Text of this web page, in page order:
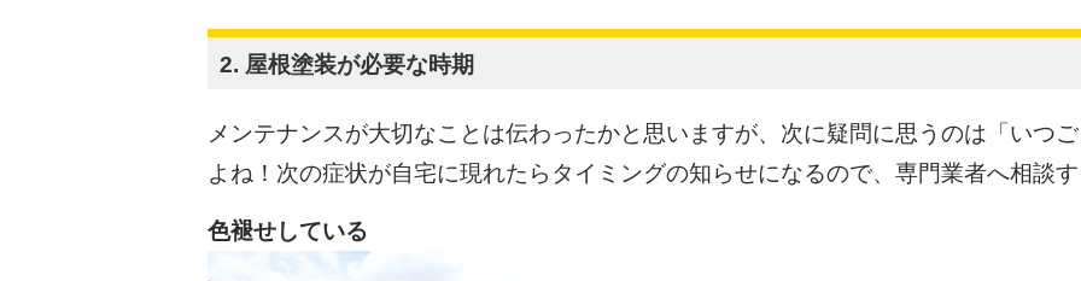
2. 屋根塗装が必要な時期
メンテナンスが大切なことは伝わったかと思いますが、次に疑問に思うのは「いつ
よね！次の症状が自宅に現れたらタイミングの知らせになるので、専門業者へ相談
色褪せしている